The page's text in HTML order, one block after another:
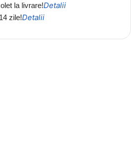
la livrare!Detalii
zile!Detalii